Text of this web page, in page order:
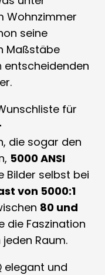
Wohnzimmer
seine
Maßstäbe
entscheidenden
für
die sogar den
5000 ANSI
Bilder selbst bei
von 5000:1
80 und
die Faszination
Raum.
elegant und